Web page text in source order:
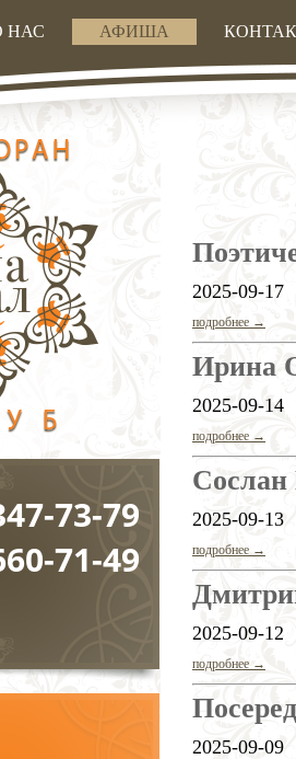
НАС АФИША
2025-09-17
подробнее →
Ирина
2025-09-14
подробнее →
2025-09-13
подробнее →
2025-09-12
подробнее →
2025-09-09
73-79
71-49